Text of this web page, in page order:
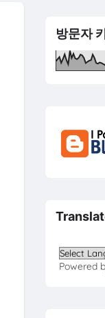
방문자
Powered